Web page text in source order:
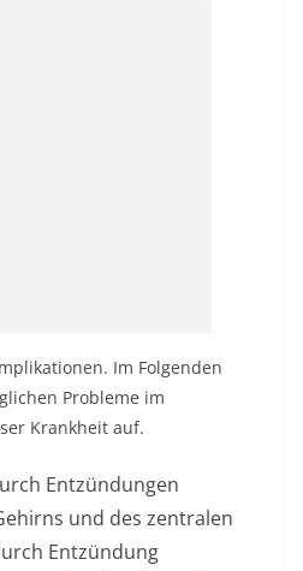
Im Folgenden
Probleme im
Krankheit auf.
Entzündungen
und des zentralen
Entzündung